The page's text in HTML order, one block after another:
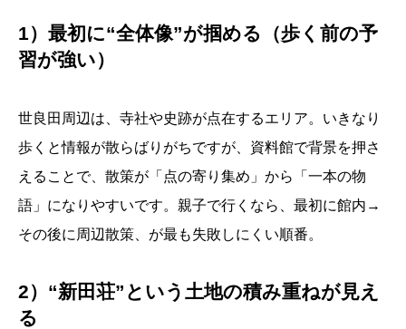
1）最初に“全体像”が掴める（歩く前の予
習が強い）
世良田周辺は、寺社や史跡が点在するエリア。いきなり
歩くと情報が散らばりがちですが、資料館で背景を押さ
えることで、散策が「点の寄り集め」から「一本の物
語」になりやすいです。親子で行くなら、最初に館内→
その後に周辺散策、が最も失敗しにくい順番。
2）“新田荘”という土地の積み重ねが見え
る